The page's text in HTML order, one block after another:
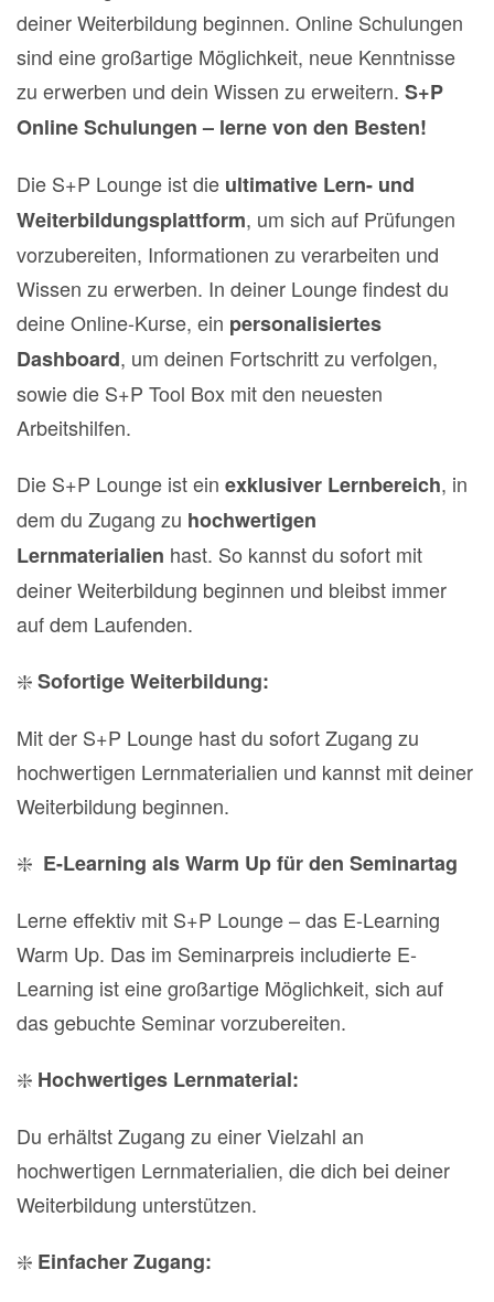
deiner Weiterbildung beginnen. Online Schulungen
sind eine großartige Möglichkeit, neue Kenntnisse
zu erwerben und dein Wissen zu erweitern. S+P
Online Schulungen – lerne von den Besten!
Die S+P Lounge ist die ultimative Lern- und
Weiterbildungsplattform, um sich auf Prüfungen
vorzubereiten, Informationen zu verarbeiten und
Wissen zu erwerben. In deiner Lounge findest du
deine Online-Kurse, ein personalisiertes
Dashboard, um deinen Fortschritt zu verfolgen,
sowie die S+P Tool Box mit den neuesten
Arbeitshilfen.
Die S+P Lounge ist ein exklusiver Lernbereich, in
dem du Zugang zu hochwertigen
Lernmaterialien hast. So kannst du sofort mit
deiner Weiterbildung beginnen und bleibst immer
auf dem Laufenden.
❇️Sofortige Weiterbildung:
Mit der S+P Lounge hast du sofort Zugang zu
hochwertigen Lernmaterialien und kannst mit deiner
Weiterbildung beginnen.
❇️ E-Learning als Warm Up für den Seminartag
Lerne effektiv mit S+P Lounge – das E-Learning
Warm Up. Das im Seminarpreis includierte E-
Learning ist eine großartige Möglichkeit, sich auf
das gebuchte Seminar vorzubereiten.
❇️ Hochwertiges Lernmaterial:
Du erhältst Zugang zu einer Vielzahl an
hochwertigen Lernmaterialien, die dich bei deiner
Weiterbildung unterstützen.
❇️ Einfacher Zugang: